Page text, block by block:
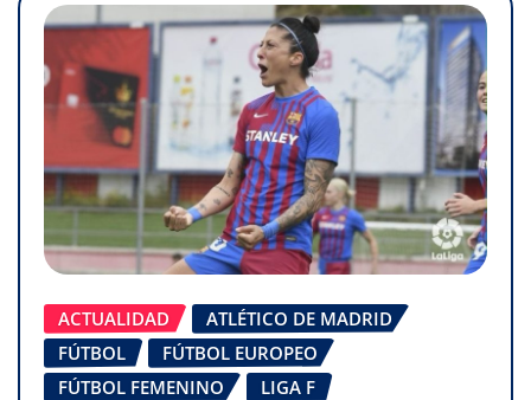
ACTUALIDAD
ATLÉTICO DE MADRID
FÚTBOL
FÚTBOL EUROPEO
FÚTBOL FEMENINO
LIGA F